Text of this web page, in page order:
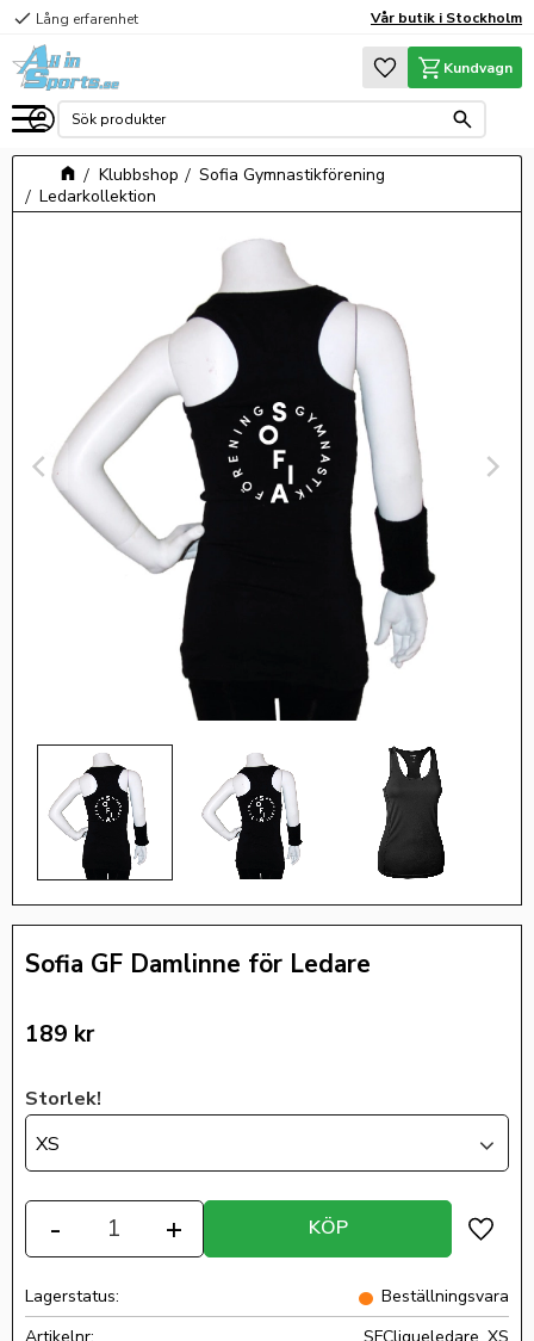
Meny
check Lång erfarenhet Vår butik i Stockholm
Favoriter
Kundvagn
Klubbshop
Sofia Gymnastikförening
Ledarkollektion
Sofia GF Damlinne för Ledare
189 kr
Storlek!
XS
+
- KÖP
Lägg
Lagerstatus
Beställningsvara